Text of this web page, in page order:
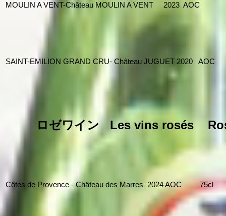
MOULIN A VENT-Château MOULIN A VENT 2023 AOC
SAINT-EMILION GRAND CRU- Château JUGUET 2020 AOC
ロゼワイン Les vins rosés
Côtes de Provence - Château des Marres 2024 AOC 75cl